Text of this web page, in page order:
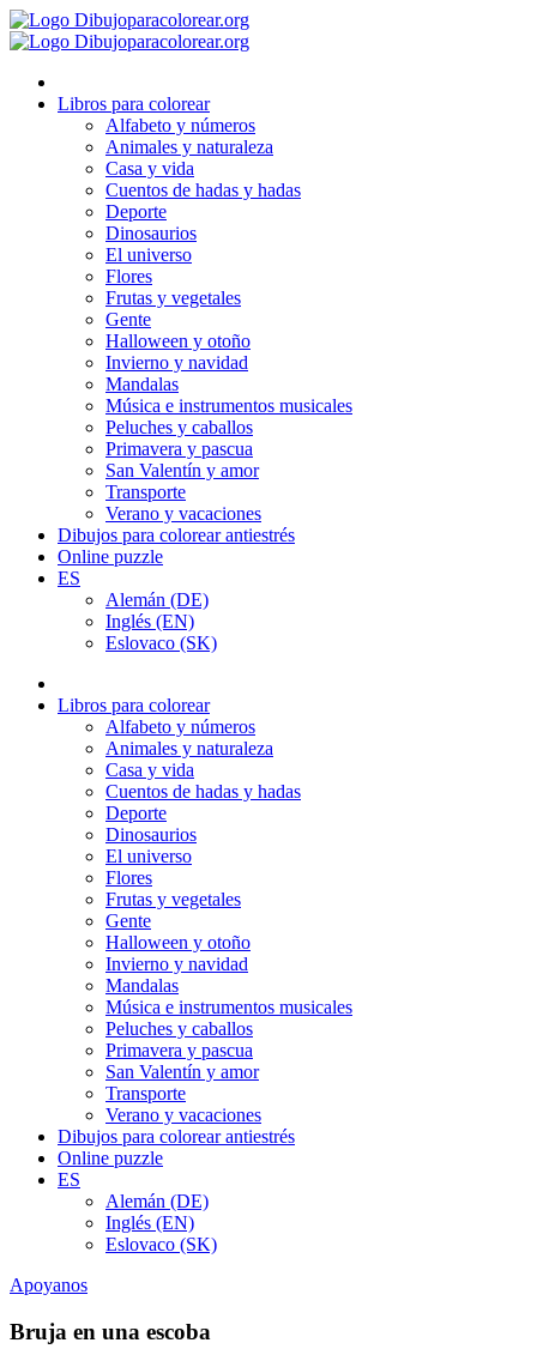
Ir
al
Libros para colorear
Alfabeto y números
Animales y naturaleza
Casa y vida
Cuentos de hadas y hadas
Deporte
Dinosaurios
El universo
Flores
Frutas y vegetales
Gente
Halloween y otoño
Invierno y navidad
Mandalas
Música e instrumentos musicales
Peluches y caballos
Primavera y pascua
San Valentín y amor
Transporte
Verano y vacaciones
Dibujos para colorear antiestrés
Online puzzle
ES
Alemán (DE)
Inglés (EN)
Eslovaco (SK)
Libros para colorear
Alfabeto y números
Animales y naturaleza
Casa y vida
Cuentos de hadas y hadas
Deporte
Dinosaurios
El universo
Flores
Frutas y vegetales
Gente
Halloween y otoño
Invierno y navidad
Mandalas
Música e instrumentos musicales
Peluches y caballos
Primavera y pascua
San Valentín y amor
Transporte
Verano y vacaciones
Dibujos para colorear antiestrés
Online puzzle
ES
Alemán (DE)
Inglés (EN)
Eslovaco (SK)
Apoyanos
Bruja en una escoba